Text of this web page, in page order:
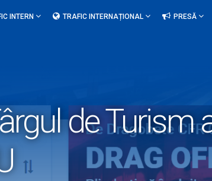
INTERN TRAFIC INTERNAȚIONAL PRESĂ
de Turism